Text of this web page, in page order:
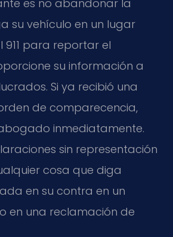
es no abandonar la
su vehículo en un lugar
911 para reportar el
su información a
Si ya recibió una
de comparecencia,
inmediatamente.
sin representación
cosa que diga
en su contra en un
en una reclamación de